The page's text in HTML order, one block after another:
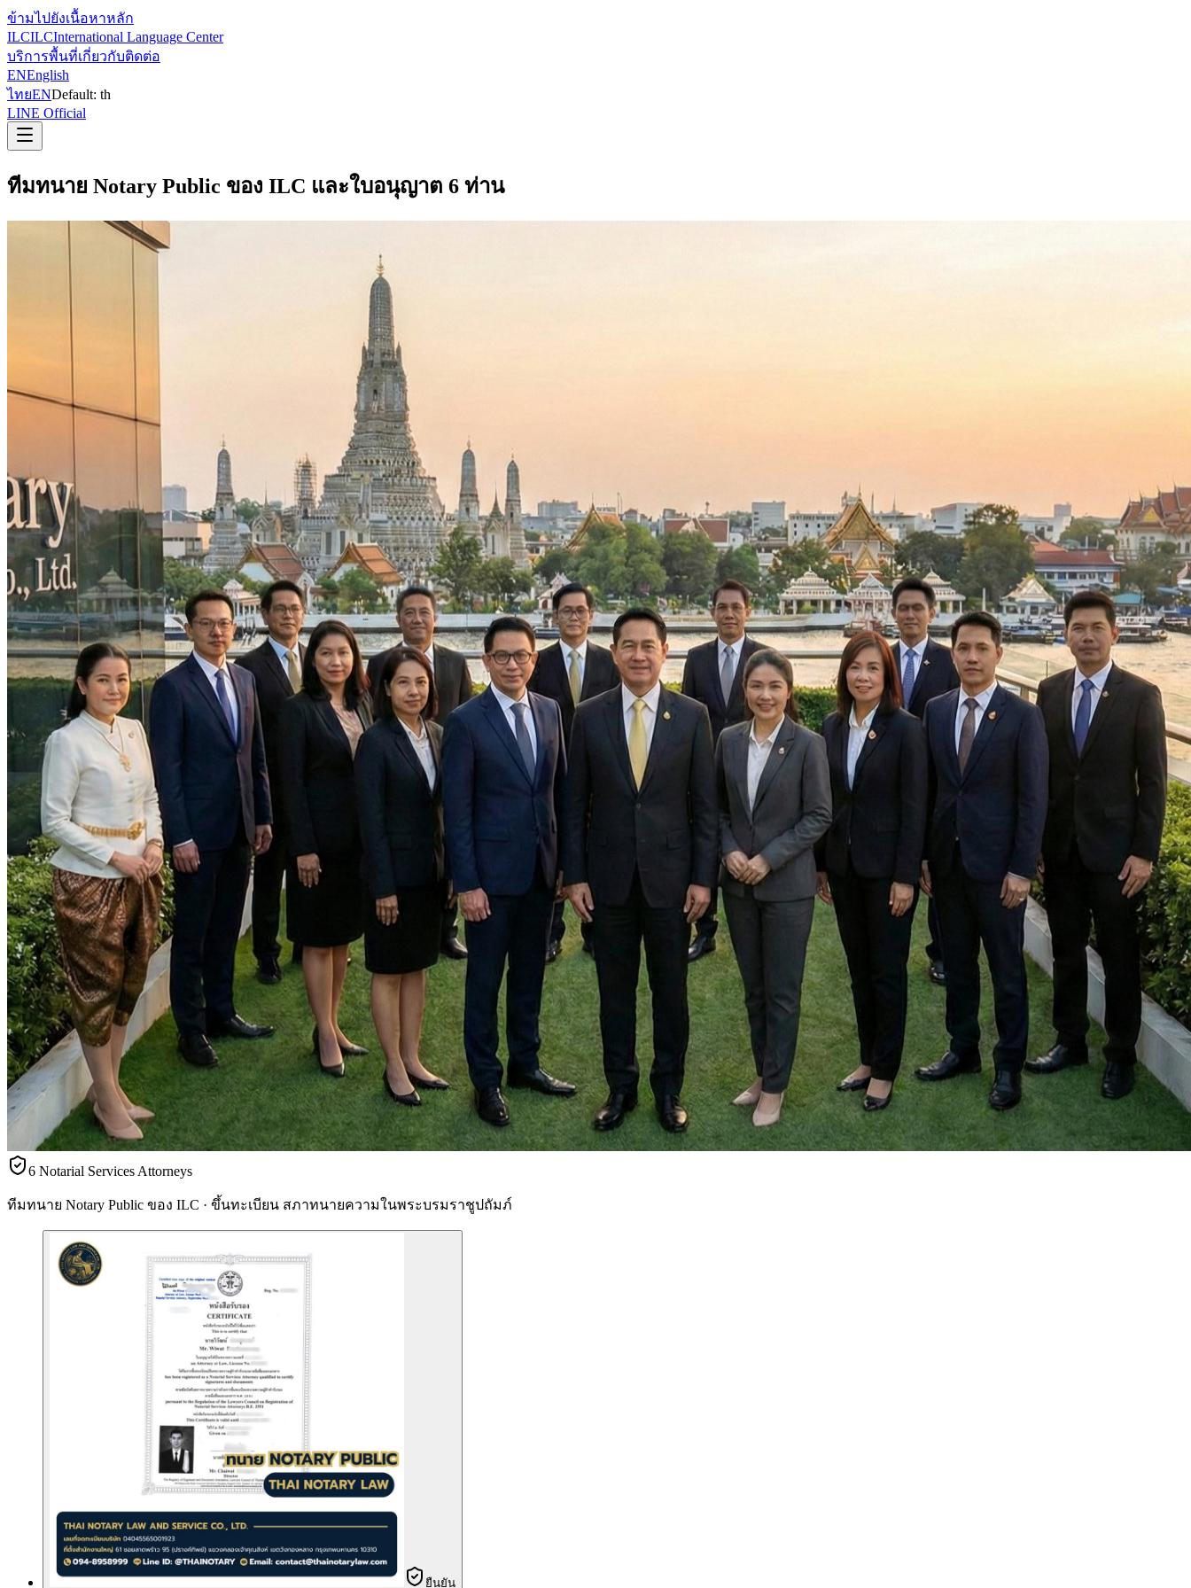
ข้ามไปยังเนื้อหาหลัก
ILCILCInternational Language Center
บริการพื้นที่เกี่ยวกับติดต่อ
ENEnglish
ไทยENDefault: th
LINE Official
ทีมทนาย Notary Public ของ ILC และใบอนุญาต 6 ท่าน
6 Notarial Services Attorneys
ทีมทนาย Notary Public ของ ILC · ขึ้นทะเบียน สภาทนายความในพระบรมราชูปถัมภ์
ยืนยัน